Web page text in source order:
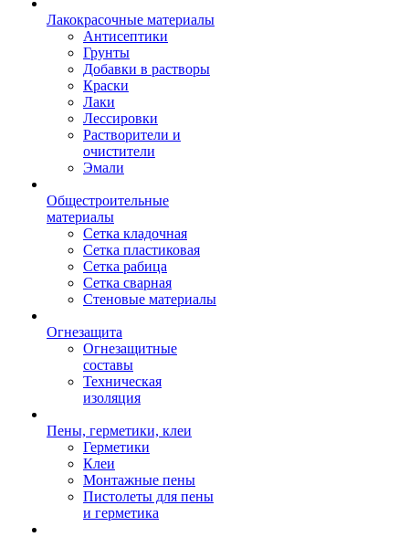
Лакокрасочные материалы
Антисептики
Грунты
Добавки в растворы
Краски
Лаки
Лессировки
Растворители и
очистители
Эмали
Общестроительные
материалы
Сетка кладочная
Сетка пластиковая
Сетка рабица
Сетка сварная
Стеновые материалы
Огнезащита
Огнезащитные
составы
Техническая
изоляция
Пены, герметики, клеи
Герметики
Клеи
Монтажные пены
Пистолеты для пены
и герметика